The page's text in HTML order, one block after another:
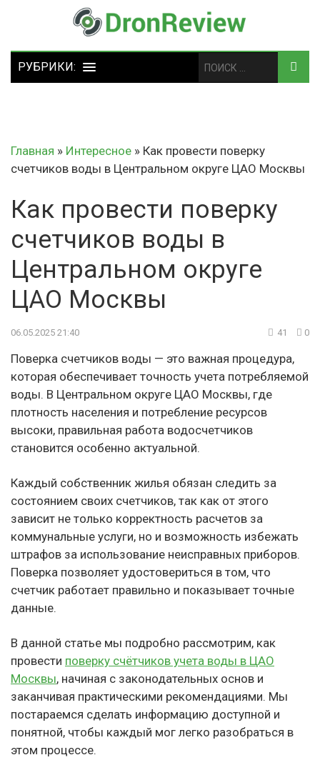
Главная » Интересное » Как провести поверку
счетчиков воды в Центральном округе ЦАО Москвы
Как провести поверку
счетчиков воды в
Центральном округе
ЦАО Москвы
06.05.2025 21:40 41 0
Поверка счетчиков воды — это важная процедура,
которая обеспечивает точность учета потребляемой
воды. В Центральном округе ЦАО Москвы, где
плотность населения и потребление ресурсов
высоки, правильная работа водосчетчиков
становится особенно актуальной.
Каждый собственник жилья обязан следить за
состоянием своих счетчиков, так как от этого
зависит не только корректность расчетов за
коммунальные услуги, но и возможность избежать
штрафов за использование неисправных приборов.
Поверка позволяет удостовериться в том, что
счетчик работает правильно и показывает точные
данные.
В данной статье мы подробно рассмотрим, как
провести поверку счётчиков учета воды в ЦАО
Москвы, начиная с законодательных основ и
заканчивая практическими рекомендациями. Мы
постараемся сделать информацию доступной и
понятной, чтобы каждый мог легко разобраться в
этом процессе.